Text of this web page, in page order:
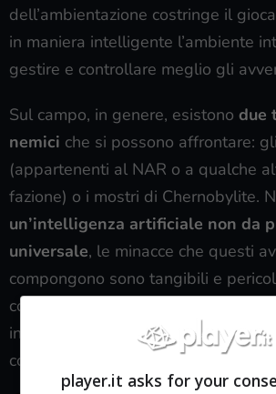
dell’ambientazione costringe il
in maniera intelligente l’ambiente
gestire e controllare meglio gli
Sul campo, in genere, esistono due
nemici che si possono affrontare:
(appartenenti al NAR o a qualche
fazione) o i mostri di Chernobylite.
un’intelligenza artificiale non da
universale, le minacce che questi
compongono sono tangibili e
costringendo nuovamente il
intelligente delle meccaniche di cui
composta.
player.it asks for your